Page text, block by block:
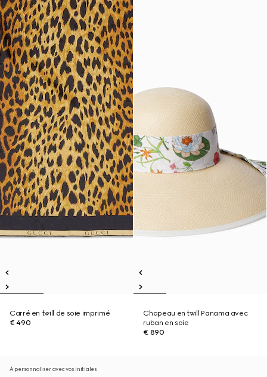
Carré en twill de soie imprimé
€ 490
Chapeau en twill Panama avec
ruban en soie
€ 890
À personnaliser avec vos initiales